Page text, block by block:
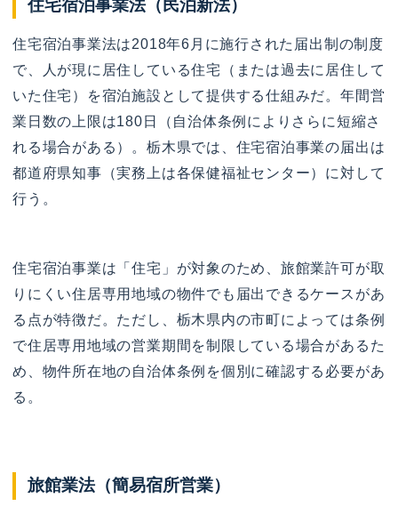
住宅宿泊事業法（民泊新法）
住宅宿泊事業法は2018年6月に施行された届出制の制度
で、人が現に居住している住宅（または過去に居住して
いた住宅）を宿泊施設として提供する仕組みだ。年間営
業日数の上限は180日（自治体条例によりさらに短縮さ
れる場合がある）。栃木県では、住宅宿泊事業の届出は
都道府県知事（実務上は各保健福祉センター）に対して
行う。
住宅宿泊事業は「住宅」が対象のため、旅館業許可が取
りにくい住居専用地域の物件でも届出できるケースがあ
る点が特徴だ。ただし、栃木県内の市町によっては条例
で住居専用地域の営業期間を制限している場合があるた
め、物件所在地の自治体条例を個別に確認する必要があ
る。
旅館業法（簡易宿所営業）